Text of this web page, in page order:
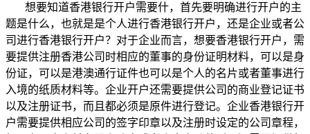
想要知道香港银行开户需要什，首先要明确进行开户的主
题是什么，也就是是个人进行香港银行开户，还是企业或者公
司进行香港银行开户？对于企业而言，想要香港银行开户，需
要提供注册香港公司时相应的董事的身份证明材料，可以是身
份证，可以是港澳通行证件也可以是个人的名片或者董事进行
入境的纸质材料等。企业开户还需要提供公司的商业登记证书
以及注册证书，而且都必须是原件进行登记。企业香港银行开
户需要提供相应公司的签字印章以及注册时设定的公司章程，